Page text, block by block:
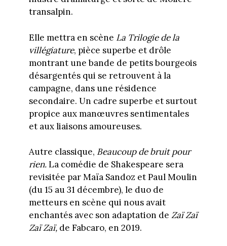
transalpin.
Elle mettra en scène La Trilogie de la
villégiature, pièce superbe et drôle
montrant une bande de petits bourgeois
désargentés qui se retrouvent à la
campagne, dans une résidence
secondaire. Un cadre superbe et surtout
propice aux manœuvres sentimentales
et aux liaisons amoureuses.
Autre classique, Beaucoup de bruit pour
rien.La comédie de Shakespeare sera
revisitée par Maïa Sandoz et Paul Moulin
(du 15 au 31 décembre), le duo de
metteurs en scène qui nous avait
enchantés avec son adaptation de Zaï Zaï
Zaï Zaï,de Fabcaro, en 2019.